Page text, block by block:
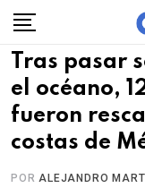
Skip
content
Tras pasar
el océano,
fueron
costas de
PORALEJANDRO